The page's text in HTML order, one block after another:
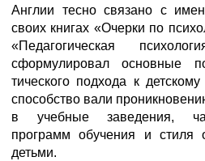
Англии тесно связано с
своих книгах «Очерки по
«Педагогическая
сформулировал основные
тического подхода к
способство вали
в учебные заведения,
программ обучения и стиля
детьми.